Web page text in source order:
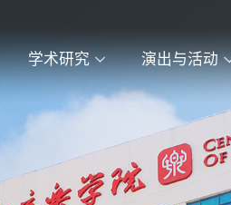
学术研究 演出与活动